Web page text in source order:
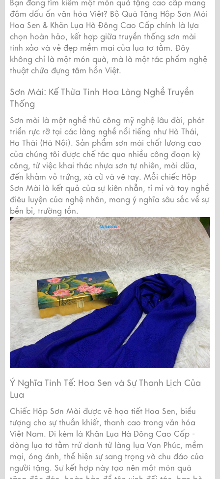
Bạn đang tìm kiếm một món quà tặng cao cấp mang
đậm dấu ấn văn hóa Việt? Bộ Quà Tặng Hộp Sơn Mài
Hoa Sen & Khăn Lụa Hà Đông Cao Cấp chính là lựa
chọn hoàn hảo, kết hợp giữa truyền thống sơn mài
tinh xảo và vẻ đẹp mềm mại của lụa tơ tằm. Đây
không chỉ là một món quà, mà là một tác phẩm nghệ
thuật chứa đựng tâm hồn Việt.
Sơn Mài: Kế Thừa Tinh Hoa Làng Nghề Truyền
Thống
Sơn mài là một nghề thủ công mỹ nghệ lâu đời, phát
triển rực rỡ tại các làng nghề nổi tiếng như Hà Thái,
Hạ Thái (Hà Nội). Sản phẩm sơn mài chất lượng cao
của chúng tôi được chế tác qua nhiều công đoạn kỳ
công, từ việc khai thác nhựa sơn tự nhiên, mài dũa,
đến khảm vỏ trứng, xà cừ và vẽ tay. Mỗi chiếc Hộp
Sơn Mài là kết quả của sự kiên nhẫn, tỉ mỉ và tay nghề
điêu luyện của nghệ nhân, mang ý nghĩa sâu sắc về sự
bền bỉ, trường tồn.
Ý Nghĩa Tinh Tế: Hoa Sen và Sự Thanh Lịch Của
Lụa
Chiếc Hộp Sơn Mài được vẽ họa tiết Hoa Sen, biểu
tượng cho sự thuần khiết, thanh cao trong văn hóa
Việt Nam. Đi kèm là Khăn Lụa Hà Đông Cao Cấp -
dòng lụa tơ tằm trứ danh từ làng lụa Vạn Phúc, mềm
mại, óng ánh, thể hiện sự sang trọng và chu đáo của
người tặng. Sự kết hợp này tạo nên một món quà